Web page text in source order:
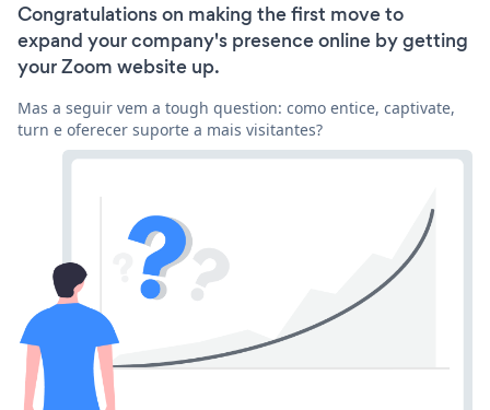
Congratulations on making the first move to
expand your company's presence online by getting
your Zoom website up.
Mas a seguir vem a tough question: como entice, captivate,
turn e oferecer suporte a mais visitantes?